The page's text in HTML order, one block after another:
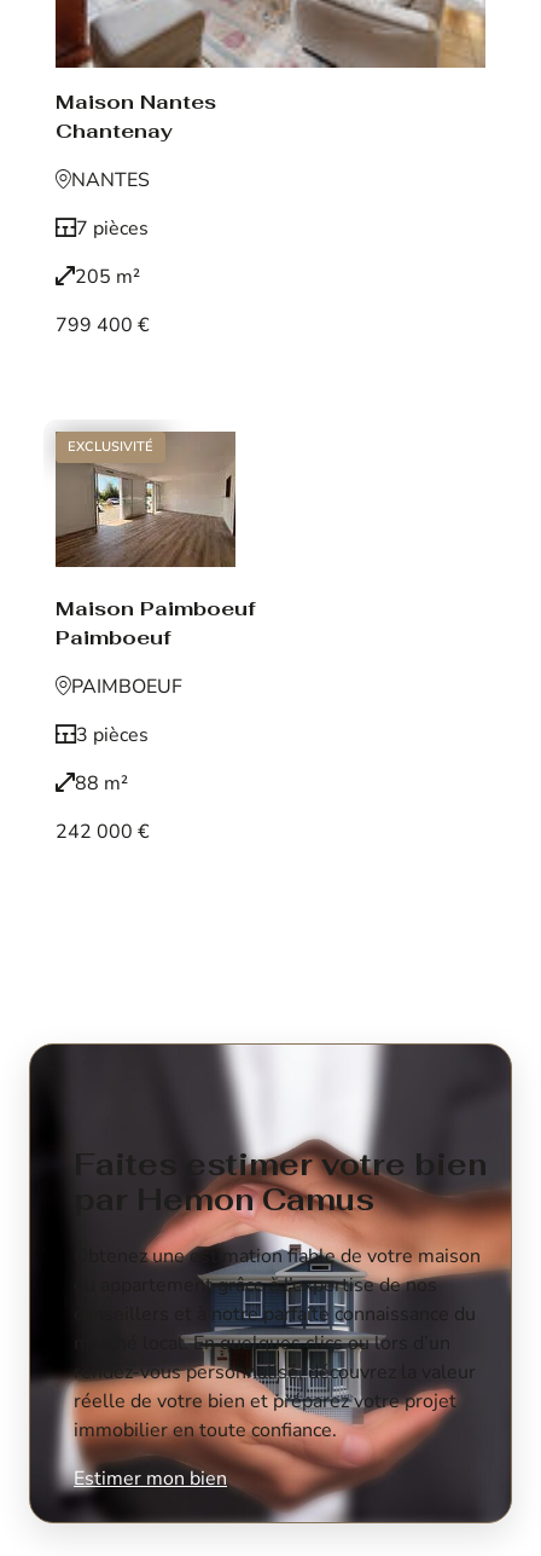
Maison Nantes
Chantenay
NANTES
7 pièces
205 m²
799 400 €
EXCLUSIVITÉ
Maison Paimboeuf
Paimboeuf
PAIMBOEUF
3 pièces
88 m²
242 000 €
Faites estimer votre bien
par Hemon Camus
Obtenez une estimation fiable de votre maison
ou appartement grâce à l’expertise de nos
conseillers et à notre parfaite connaissance du
marché local. En quelques clics ou lors d’un
rendez-vous personnalisé, découvrez la valeur
réelle de votre bien et préparez votre projet
immobilier en toute confiance.
Estimer mon bien